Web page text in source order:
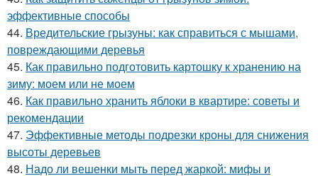
эффективные способы
44. Вредительские грызуны: как справиться с мышами,
повреждающими деревья
45. Как правильно подготовить картошку к хранению на
зиму: моем или не моем
46. Как правильно хранить яблоки в квартире: советы и
рекомендации
47. Эффективные методы подрезки кроны для снижения
высоты деревьев
48. Надо ли вешенки мыть перед жаркой: мифы и